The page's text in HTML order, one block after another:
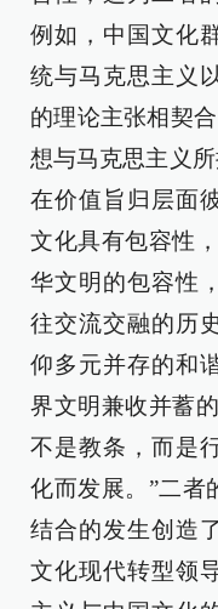
例如，中国文化
统与马克思主义
的理论主张相契
想与马克思主义
在价值旨归层面
文化具有包容性
华文明的包容性
往交流交融的历
仰多元并存的和
界文明兼收并蓄
不是教条，而是
化而发展。”二者
结合的发生创造
文化现代转型领